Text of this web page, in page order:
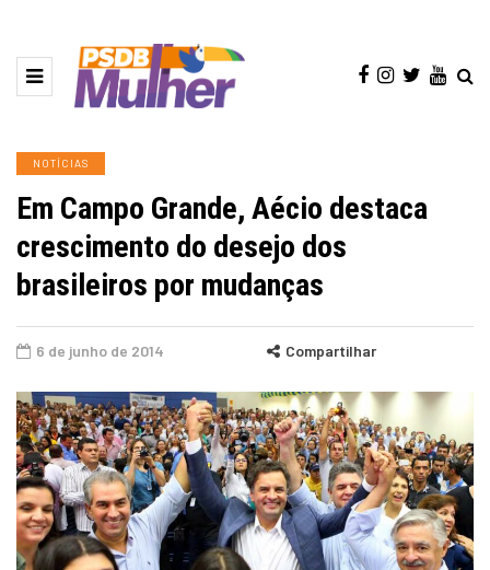
NOTÍCIAS
Em Campo Grande, Aécio destaca
crescimento do desejo dos
brasileiros por mudanças
6 de junho de 2014 Compartilhar